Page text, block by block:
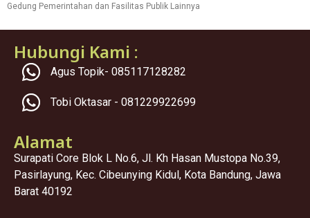
Gedung Pemerintahan dan Fasilitas Publik Lainnya
Hubungi Kami :
Agus Topik- 085117128282
Tobi Oktasar - 081229922699
Alamat
Surapati Core Blok L No.6, Jl. Kh Hasan Mustopa No.39,
Pasirlayung, Kec. Cibeunying Kidul, Kota Bandung, Jawa
Barat 40192